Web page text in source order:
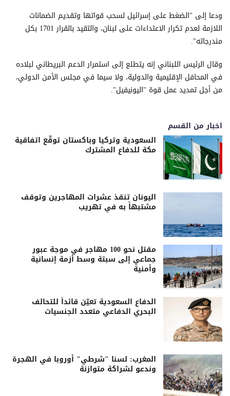
ودعا إلى "الضغط على إسرائيل لسحب قواتها وتقديم الضمانات
اللازمة لعدم تكرار الاعتداءات على لبنان، والتقيد بالقرار 1701 بكل
مندرجاته".
وقال الرئيس اللبناني إنه يتطلع إلى استمرار الدعم البريطاني لبلاده
في المحافل الإقليمية والدولية، ولا سيما في مجلس الأمن الدولي،
من أجل تمديد عمل قوة "اليونيفيل".
اخبار من القسم
السعودية وتركيا وباكستان توقّع اتفاقية
مكة للدفاع المشترك
اليونان تنقذ عشرات المهاجرين وتوقف
مشتبهاً به في تهريب
مقتل نحو 100 مهاجر في موجة عبور
جماعي إلى سبتة وسط أزمة إنسانية
وأمنية
الدفاع السعودية تعيّن قائداً للتحالف
البحري الدفاعي متعدد الجنسيات
المغرب: لسنا "شرطي" أوروبا في الهجرة
وندعو لشراكة متوازنة